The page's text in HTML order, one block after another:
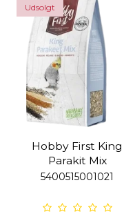
Udsolgt
Hobby First King
Parakit Mix
5400515001021